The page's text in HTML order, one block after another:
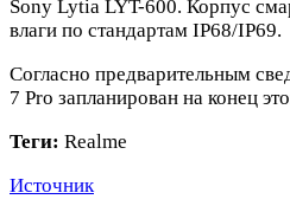
Sony Lytia LYT-600. Корпус
влаги по стандартам IP68/IP69.
Согласно предварительным
7 Pro запланирован на конец
Теги: Realme
Источник